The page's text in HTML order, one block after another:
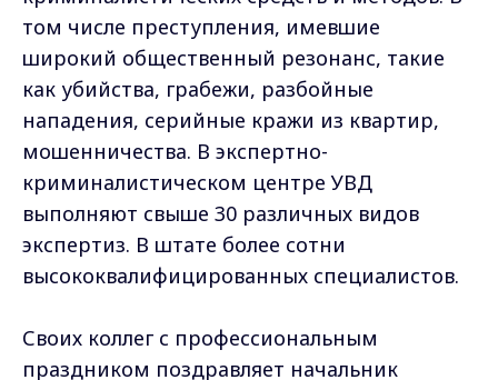
том числе преступления, имевшие
широкий общественный резонанс, такие
как убийства, грабежи, разбойные
нападения, серийные кражи из квартир,
мошенничества. В экспертно-
криминалистическом центре УВД
выполняют свыше 30 различных видов
экспертиз. В штате более сотни
высококвалифицированных специалистов.
Своих коллег с профессиональным
праздником поздравляет начальник